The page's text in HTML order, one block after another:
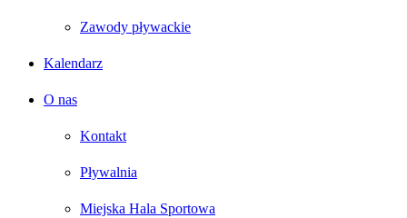
Zawody pływackie
Kalendarz
O nas
Kontakt
Pływalnia
Miejska Hala Sportowa